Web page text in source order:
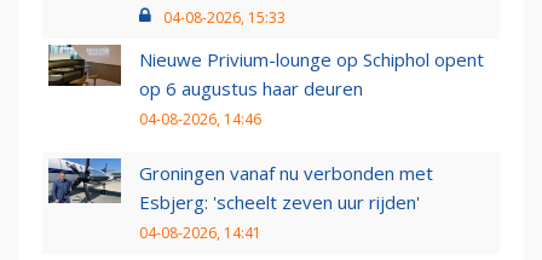
04-08-2026, 15:33
Nieuwe Privium-lounge op Schiphol opent
op 6 augustus haar deuren
04-08-2026, 14:46
Groningen vanaf nu verbonden met
Esbjerg: 'scheelt zeven uur rijden'
04-08-2026, 14:41